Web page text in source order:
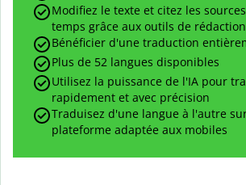
Modifiez le texte et citez les
temps grâce aux outils de
Bénéficier d'une traduction
Plus de 52 langues disponibles
Utilisez la puissance de l'IA pour
rapidement et avec précision
Traduisez d'une langue à l'autre
plateforme adaptée aux mobiles